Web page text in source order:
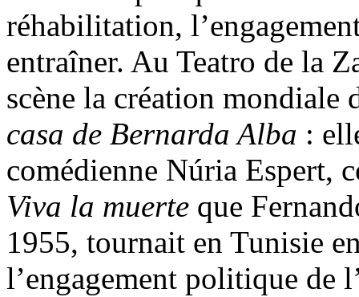
réhabilitation,
entraîner. Au Teatro de la
scène la création
casa de Bernarda Alba :
comédienne Núria Espert,
Viva la muerte que
1955, tournait en Tunisie
l’engagement politique de